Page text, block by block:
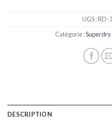
UGS :RD-
Catégorie :
DESCRIPTION